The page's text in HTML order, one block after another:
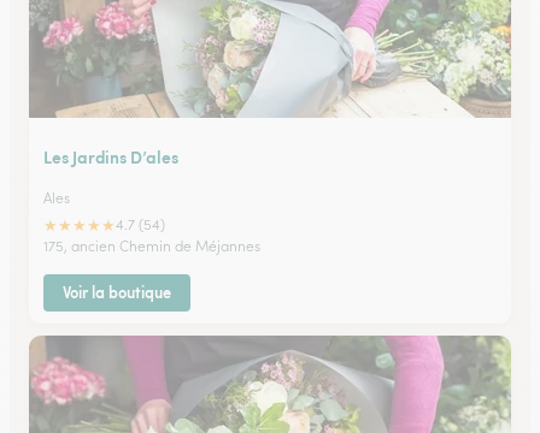
Les Jardins D’ales
Ales
★★★★★4.7 (54)
175, ancien Chemin de Méjannes
Voir la boutique